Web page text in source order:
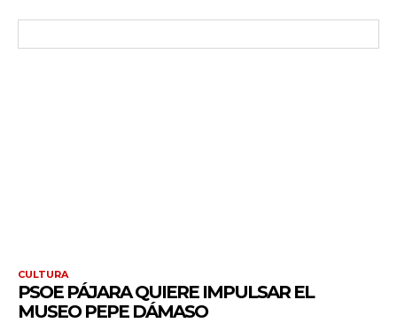
CULTURA
PSOE PÁJARA QUIERE IMPULSAR EL
MUSEO PEPE DÁMASO